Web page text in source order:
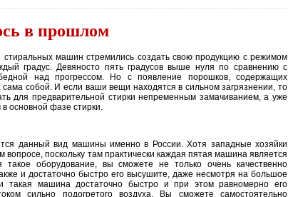
в прошлом
машин стремились создать свою продукцию с режимом
градус. Девяносто пять градусов выше нуля по сравнению с
над прогрессом. Но с появление порошков, содержащих
собой. И если ваши вещи находятся в сильном загрязнении, то
для предварительной стирки непременным замачиванием, а уже
основной фазе стирки.
данный вид машины именно в России. Хотя западные хозяйки
вопросе, поскольку там практически каждая пятая машина является
такое оборудование, вы сможете не только очень качественно
и достаточно быстро его высушите, даже несмотря на большое
такая машина достаточно быстро и при этом равномерно его
сильно подогретого воздуха. Вы сможете самостоятельно